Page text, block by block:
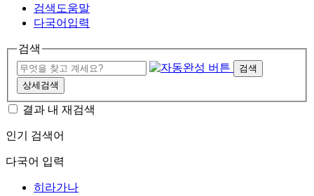
검색도움말
다국어입력
검색
검색
상세검색
결과 내 재검색
인기 검색어
다국어 입력
히라가나